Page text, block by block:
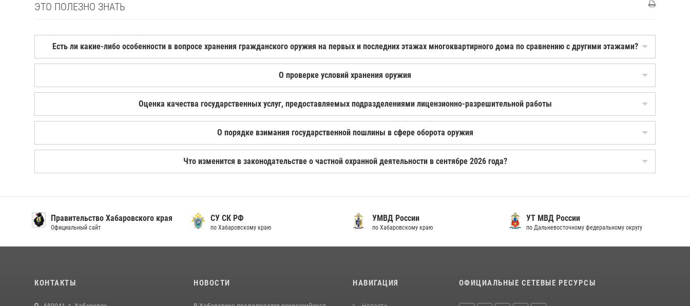
ЭТО ПОЛЕЗНО ЗНАТЬ
Есть ли какие-либо особенности в вопросе хранения гражданского оружия на первых и последних этажах многоквартирного дома по сравнению с другими этажами?
О проверке условий хранения оружия
Оценка качества государственных услуг, предоставляемых подразделениями лицензионно-разрешительной работы
О порядке взимания государственной пошлины в сфере оборота оружия
Что изменится в законодательстве о частной охранной деятельности в сентябре 2026 года?
Правительство Хабаровского края
Официальный сайт
СУ СК РФ
по Хабаровскому краю
УМВД России
по Хабаровскому краю
УТ МВД России
по Дальневосточному федеральному округу
КОНТАКТЫ НОВОСТИ НАВИГАЦИЯ ОФИЦИАЛЬНЫЕ СЕТЕВЫЕ РЕСУРСЫ